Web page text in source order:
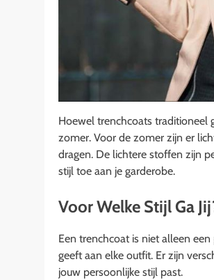
Hoewel trenchcoats traditioneel
zomer. Voor de zomer zijn er
dragen. De lichtere stoffen zijn
stijl toe aan je garderobe.
Voor Welke Stijl Ga
Een trenchcoat is niet alleen
geeft aan elke outfit. Er zijn
jouw persoonlijke stijl past.